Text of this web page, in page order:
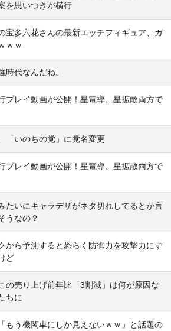
を思いつきが横行
宝多六花さんの最新エッチフィギュア、ガ
ｗｗ
時代なんだね。
プレイ動画が公開！星電導、星拡散両方で
「いのちの党」に党名変更
プレイ動画が公開！星電導、星拡散両方で
たいにキャラデザがネタ切れしてるとか言
うなの？
から予測すると恐らく防御力を攻撃力にす
ど
の売り上げ前年比「3割減」は何が原因な
ちに
もう機関車にしか見えないｗｗ」と話題の